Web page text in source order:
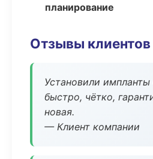
планирование
Отзывы клиентов
Установили
быстро, чётко,
новая.
— Клиент компании